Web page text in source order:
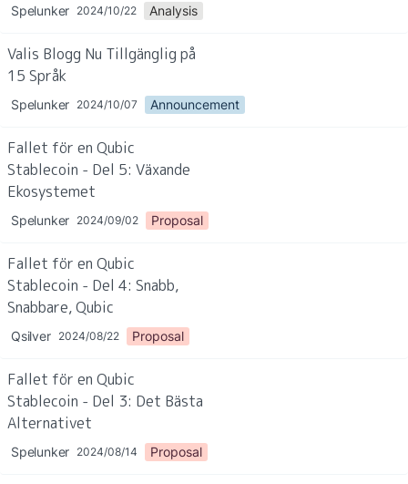
Spelunker 2024/10/22 Analysis
Valis Blogg Nu Tillgänglig på
15 Språk
Spelunker 2024/10/07 Announcement
Fallet för en Qubic
Stablecoin - Del 5: Växande
Ekosystemet
Spelunker 2024/09/02 Proposal
Fallet för en Qubic
Stablecoin - Del 4: Snabb,
Snabbare, Qubic
Qsilver 2024/08/22 Proposal
Fallet för en Qubic
Stablecoin - Del 3: Det Bästa
Alternativet
Spelunker 2024/08/14 Proposal